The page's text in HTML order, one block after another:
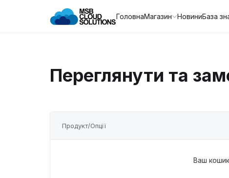
ГоловнаМагазин НовиниБаза
Переглянути та
Продукт/Опції
Ваш